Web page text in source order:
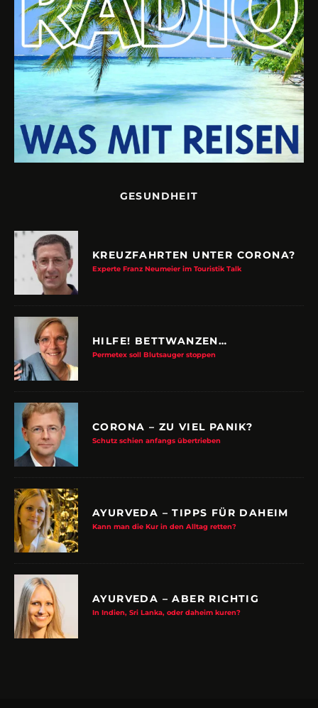
GESUNDHEIT
KREUZFAHRTEN UNTER CORONA?
Experte Franz Neumeier im Touristik Talk
HILFE! BETTWANZEN…
Permetex soll Blutsauger stoppen
CORONA – ZU VIEL PANIK?
Schutz schien anfangs übertrieben
AYURVEDA – TIPPS FÜR DAHEIM
Kann man die Kur in den Alltag retten?
AYURVEDA – ABER RICHTIG
In Indien, Sri Lanka, oder daheim kuren?